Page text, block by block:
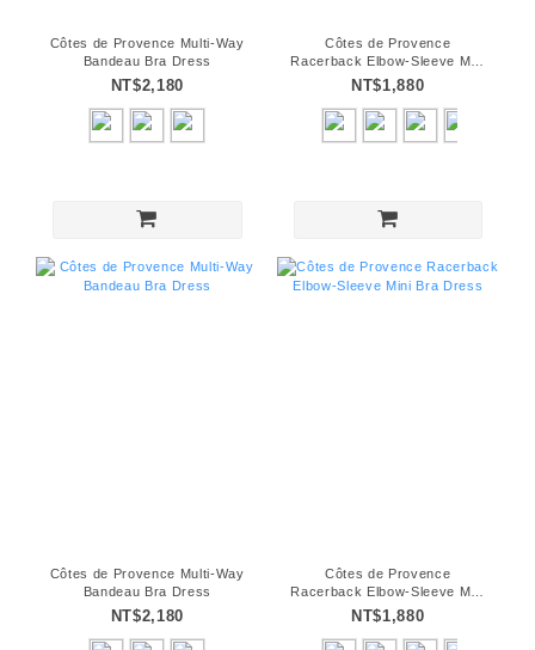
Côtes de Provence Multi-Way
Bandeau Bra Dress
NT$2,180
Côtes de Provence
Racerback Elbow-Sleeve Mini
Bra Dress
NT$1,880
Côtes de Provence Multi-Way
Bandeau Bra Dress
NT$2,180
Côtes de Provence
Racerback Elbow-Sleeve Mini
Bra Dress
NT$1,880